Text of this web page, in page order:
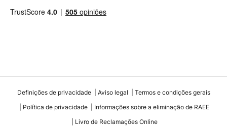
Definições de privacidade Aviso legal
Termos e condições gerais
Política de privacidade
Informações sobre a eliminação de RAEE
Livro de Reclamações Online